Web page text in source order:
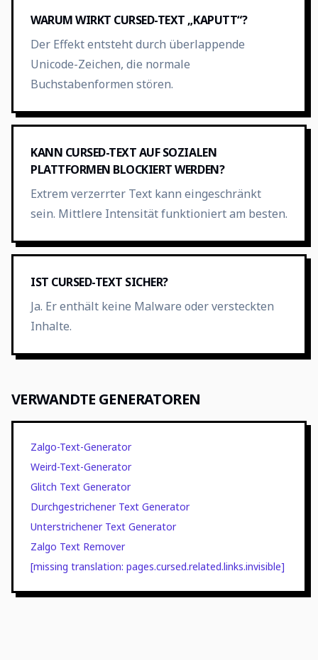
WARUM WIRKT CURSED-TEXT „KAPUTT“?
Der Effekt entsteht durch überlappende
Unicode-Zeichen, die normale
Buchstabenformen stören.
KANN CURSED-TEXT AUF SOZIALEN
PLATTFORMEN BLOCKIERT WERDEN?
Extrem verzerrter Text kann eingeschränkt
sein. Mittlere Intensität funktioniert am besten.
IST CURSED-TEXT SICHER?
Ja. Er enthält keine Malware oder versteckten
Inhalte.
VERWANDTE GENERATOREN
Zalgo-Text-Generator
Weird-Text-Generator
Glitch Text Generator
Durchgestrichener Text Generator
Unterstrichener Text Generator
Zalgo Text Remover
[missing translation: pages.cursed.related.links.invisible]